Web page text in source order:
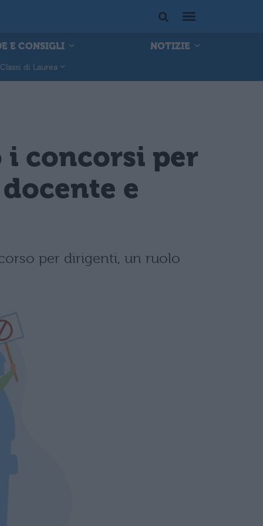
E CONSIGLI NOTIZIE
Classi di Laurea
i concorsi per
e
per dirigenti, un ruolo